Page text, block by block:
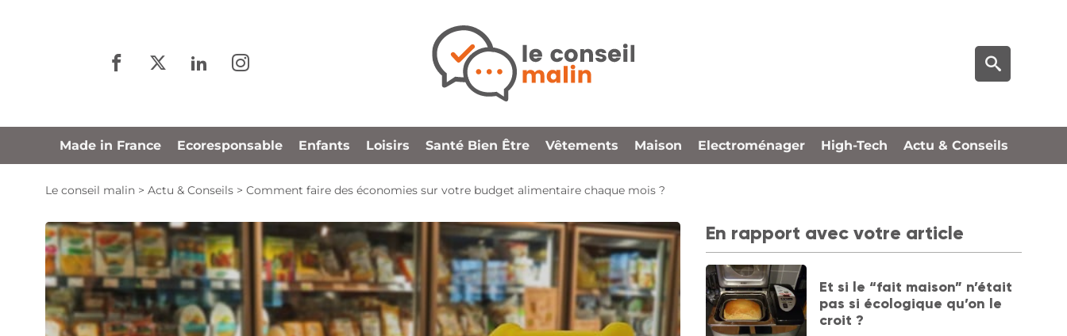
Made in France Ecoresponsable Enfants Loisirs Santé Bien Être Vêtements Maison Electroménager High-Tech Actu & Conseils
Le conseil malin > Actu & Conseils > Comment faire des économies sur votre budget alimentaire chaque mois ?
En rapport avec votre article
Et si le “fait maison” n’était
pas si écologique qu’on le
croit ?